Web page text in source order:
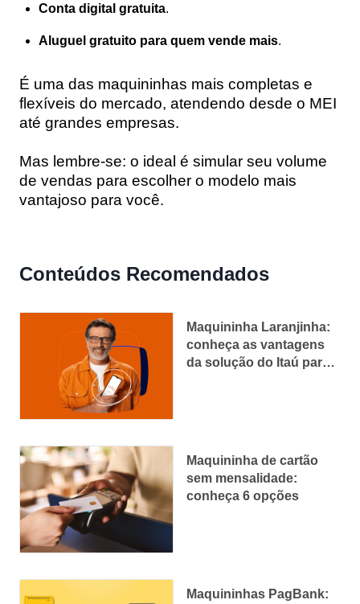
Conta digital gratuita.
Aluguel gratuito para quem vende mais.
É uma das maquininhas mais completas e
flexíveis do mercado, atendendo desde o MEI
até grandes empresas.
Mas lembre-se: o ideal é simular seu volume
de vendas para escolher o modelo mais
vantajoso para você.
Conteúdos Recomendados
Maquininha Laranjinha:
conheça as vantagens
da solução do Itaú para
Maquininha de cartão
sem mensalidade:
conheça 6 opções
Maquininhas PagBank: